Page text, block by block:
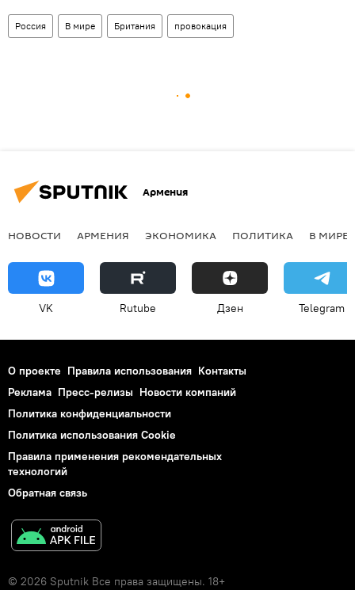
Россия В мире Британия провокация
Армения
НОВОСТИ АРМЕНИЯ ЭКОНОМИКА ПОЛИТИКА В МИРЕ
VK Rutube Дзен Telegram
О проекте Правила использования Контакты
Реклама Пресс-релизы Новости компаний
Политика конфиденциальности
Политика использования Cookie
Правила применения рекомендательных
технологий
Обратная связь
© 2026 Sputnik Все права защищены. 18+